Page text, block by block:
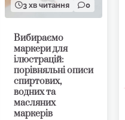
3 хв читання 0
Вибираємо
маркери для
ілюстрацій:
порівняльні описи
спиртових,
водних та
масляних
маркерів